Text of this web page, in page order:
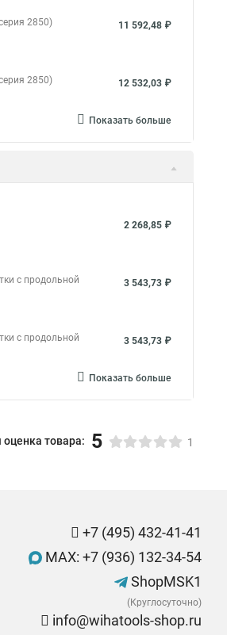
2850) 11 592,48 ₽
2850) 12 532,03 ₽
Показать больше
2 268,85 ₽
с продольной
3 543,73 ₽
с продольной
3 543,73 ₽
Показать больше
товара: 5 1
+7 (495) 432-41-41
MAX: +7 (936) 132-34-54
ShopMSK1
(Круглосуточно)
info@wihatools-shop.ru